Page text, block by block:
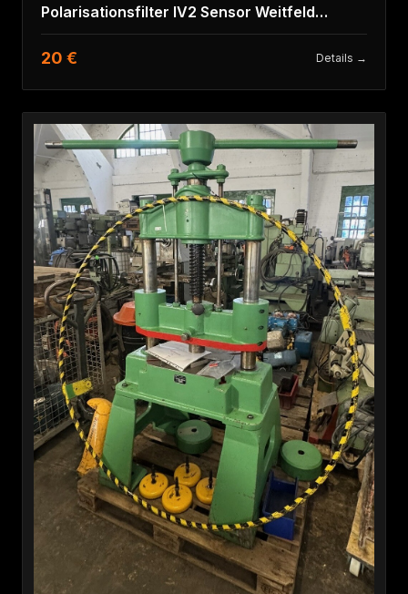
Polarisationsfilter IV2 Sensor Weitfeld
monochrom
20 € Details →